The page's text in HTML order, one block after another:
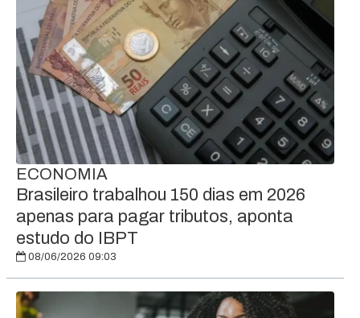
ECONOMIA
Brasileiro trabalhou 150 dias em 2026
apenas para pagar tributos, aponta
estudo do IBPT
08/06/2026 09:03